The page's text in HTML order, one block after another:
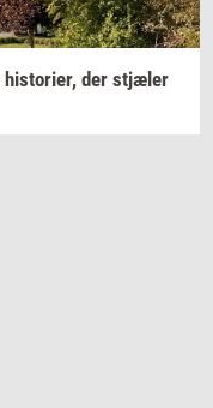
hi­sto­ri­er, der stjæ­ler